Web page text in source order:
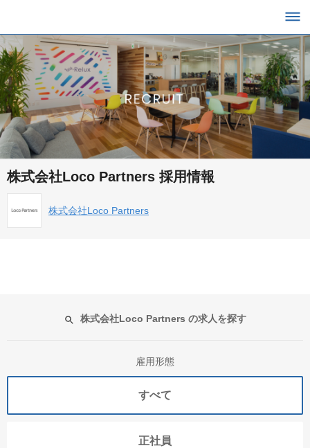
株式会社Loco Partners 採用情報
株式会社Loco Partners
株式会社Loco Partners の求人を探す
雇用形態
すべて
正社員